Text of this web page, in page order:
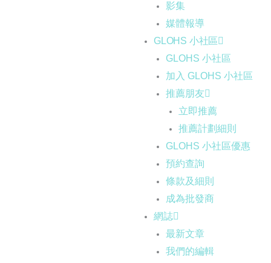
影集
媒體報導
GLOHS 小社區
GLOHS 小社區
加入 GLOHS 小社區
推薦朋友
立即推薦
推薦計劃細則
GLOHS 小社區優惠
預約查詢
條款及細則
成為批發商
網誌
最新文章
我們的編輯